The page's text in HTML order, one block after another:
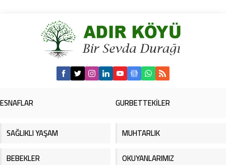
ESNAFLAR GURBETTEKİLER
SAĞLIKLI YAŞAM
MUHTARLIK
BEBEKLER
OKUYANLARIMIZ